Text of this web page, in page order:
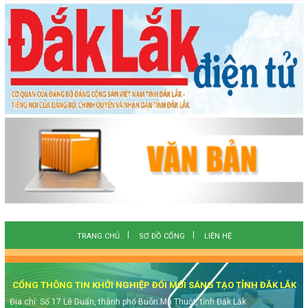
TRANG CHỦ SƠ ĐỒ CỔNG LIÊN HỆ
CỔNG THÔNG TIN KHỞI NGHIỆP ĐỔI MỚI SÁNG TẠO TỈNH ĐẮK LẮK
Địa chỉ: Số 17 Lê Duẩn, thành phố Buôn Ma Thuột, tỉnh Đắk Lắk